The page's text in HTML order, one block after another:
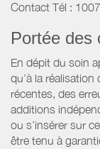
Contact Tél : 1007
Portée des
En dépit du soin
qu’à la
récentes, des
additions
ou s’insérer sur
être tenu à